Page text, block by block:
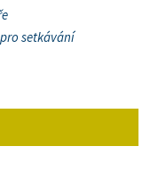
setkávání